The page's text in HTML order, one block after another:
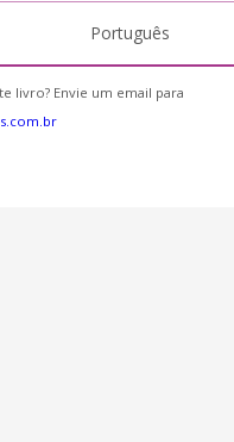
Português
livro? Envie um email para